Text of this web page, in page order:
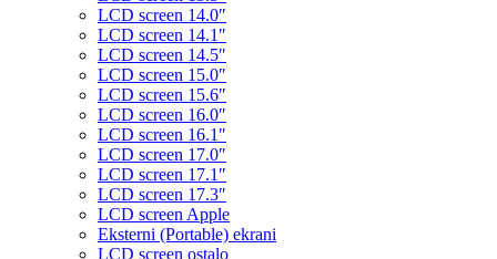
LCD screen 14.0″
LCD screen 14.1″
LCD screen 14.5″
LCD screen 15.0″
LCD screen 15.6″
LCD screen 16.0″
LCD screen 16.1″
LCD screen 17.0″
LCD screen 17.1″
LCD screen 17.3″
LCD screen Apple
Eksterni (Portable) ekrani
LCD screen ostalo